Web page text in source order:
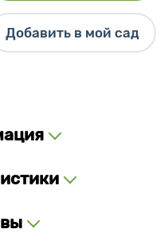
Добавить в мой сад